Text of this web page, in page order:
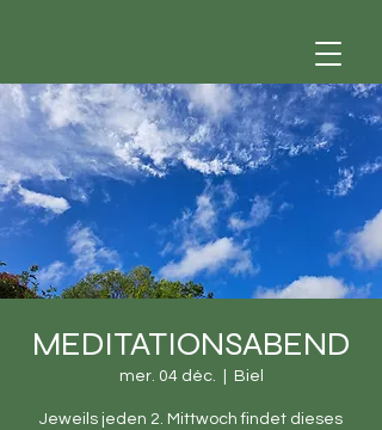
MEDITATIONSABEND
mer. 04 déc. Biel
Jeweils jeden 2. Mittwoch findet dieses